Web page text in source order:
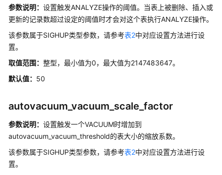
参
考
最
实
户
定
义
函
参数说明： 设置触发ANALYZE操作的阈值。当表上被删除、插入或
更新的记录数超过设定的阈值时才会对这个表执行ANALYZE操作。
该参数属于SIGHUP类型参数，请参考表2中对应设置方法进行设
置。
取值范围： 整型，最小值为0，最大值为2147483647。
默认值： 50
autovacuum_vacuum_scale_factor
参数说明： 设置触发一个VACUUM时增加到
autovacuum_vacuum_threshold的表大小的缩放系数。
该参数属于SIGHUP类型参数，请参考表2中对应设置方法进行设
置。